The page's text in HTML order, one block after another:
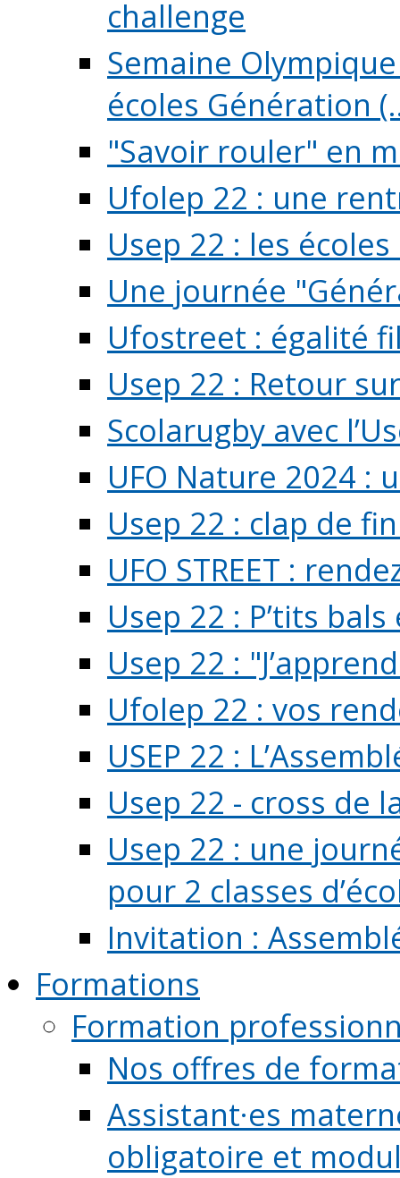
challenge
Semaine
écoles Génération
"Savoir rouler" en
Ufolep 22 : une
Usep 22 : les
Une journée
Ufostreet : égalité
Usep 22 : Retour
Scolarugby avec
UFO Nature 2024 :
Usep 22 : clap de
UFO STREET :
Usep 22 : P’tits
Usep 22 :
Ufolep 22 : vos
USEP 22 :
Usep 22 - cross de
Usep 22 : une
pour 2 classes
Invitation :
Formations
Formation
Nos offres de
Assistant·es
obligatoire et